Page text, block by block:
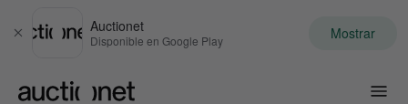
Cerrar
Auctionet
Disponible en Google Play Mostrar